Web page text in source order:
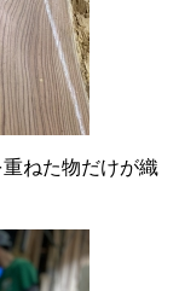
ねた物だけが織